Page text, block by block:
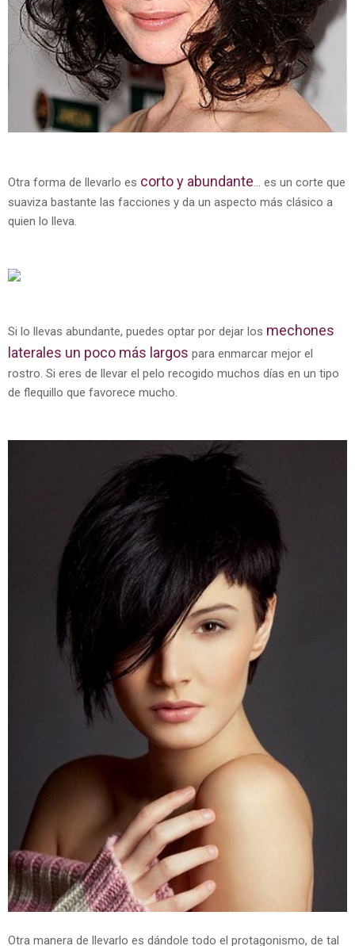
Otra forma de llevarlo es corto y abundante... es un corte que
suaviza bastante las facciones y da un aspecto más clásico a
quien lo lleva.
Si lo llevas abundante, puedes optar por dejar los mechones
laterales un poco más largos para enmarcar mejor el
rostro. Si eres de llevar el pelo recogido muchos días en un tipo
de flequillo que favorece mucho.
Otra manera de llevarlo es dándole todo el protagonismo, de tal